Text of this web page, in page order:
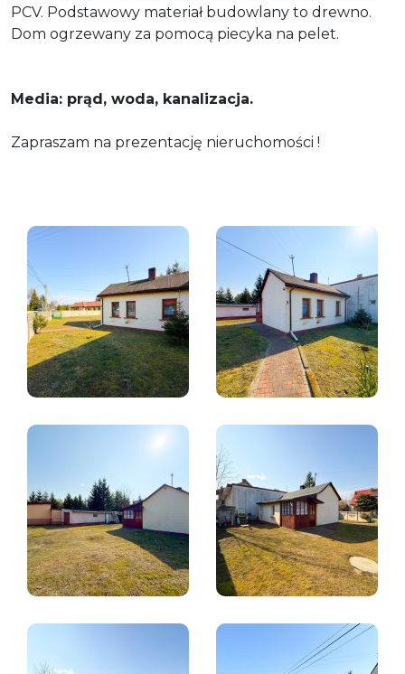
PCV. Podstawowy materiał budowlany to drewno.
Dom ogrzewany za pomocą piecyka na pelet.
Media: prąd, woda, kanalizacja.
Zapraszam na prezentację nieruchomości !